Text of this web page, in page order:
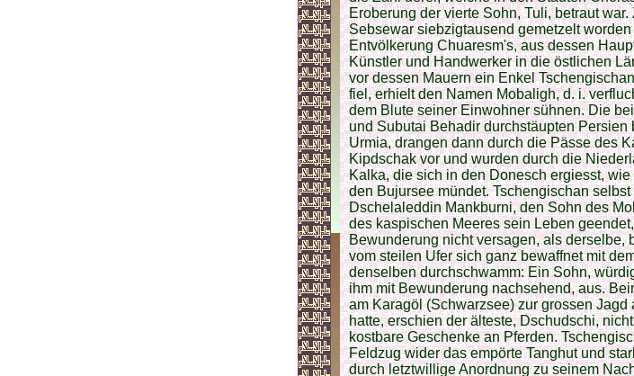
Eroberung der vierte Sohn, Tuli, betraut
Sebsewar siebzigtausend gemetzelt
Entvölkerung Chuaresm's, aus dessen
Künstler und Handwerker in die östlichen
vor dessen Mauern ein Enkel
fiel, erhielt den Namen Mobaligh, d. i.
dem Blute seiner Einwohner sühnen. Die
und Subutai Behadir durchstäupten Persien
Urmia, drangen dann durch die Pässe des
Kipdschak vor und wurden durch die
Kalka, die sich in den Donesch ergiesst,
den Bujursee mündet. Tschengischan
Dschelaleddin Mankburni, den Sohn des
des kaspischen Meeres sein Leben
Bewunderung nicht versagen, als derselbe,
vom steilen Ufer sich ganz bewaffnet mit
denselben durchschwamm: Ein Sohn,
ihm mit Bewunderung nachsehend, aus.
am Karagöl (Schwarzsee) zur grossen
hatte, erschien der älteste, Dschudschi,
kostbare Geschenke an Pferden.
Feldzug wider das empörte Tanghut und
durch letztwillige Anordnung zu seinem